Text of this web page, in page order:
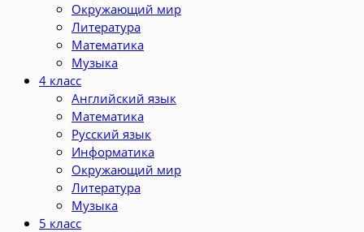
Окружающий мир
Литература
Математика
Музыка
4 класс
Английский язык
Математика
Русский язык
Информатика
Окружающий мир
Литература
Музыка
5 класс